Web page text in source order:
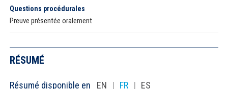
Questions procédurales
Preuve présentée oralement
RÉSUMÉ
Résumé disponible en EN | FR | ES